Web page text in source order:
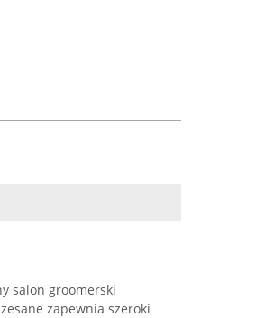
salon groomerski
zapewnia szeroki